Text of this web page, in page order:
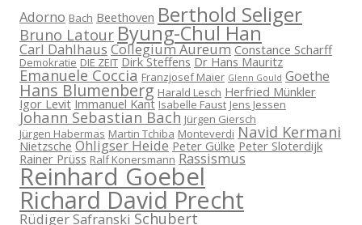
Adorno Bach Beethoven Berthold Seliger
Bruno Latour Byung-Chul Han
Carl Dahlhaus Collegium Aureum Constance Scharff
Demokratie DIE ZEIT Dirk Steffens Dr Hans Mauritz
Emanuele Coccia Franzjosef Maier Glenn Gould Goethe
Hans Blumenberg Harald Lesch Herfried Münkler
Igor Levit Immanuel Kant Isabelle Faust Jens Jessen
Johann Sebastian Bach Jürgen Giersch
Jürgen Habermas Martin Tchiba Monteverdi Navid Kermani
Nietzsche Ohligser Heide Peter Gülke Peter Sloterdijk
Rainer Prüss Ralf Konersmann Rassismus
Reinhard Goebel
Richard David Precht
Rüdiger Safranski Schubert